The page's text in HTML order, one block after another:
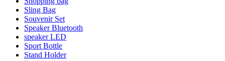
Sling Bag
Souvenir Set
Speaker Bluetooth
speaker LED
Sport Bottle
Stand Holder